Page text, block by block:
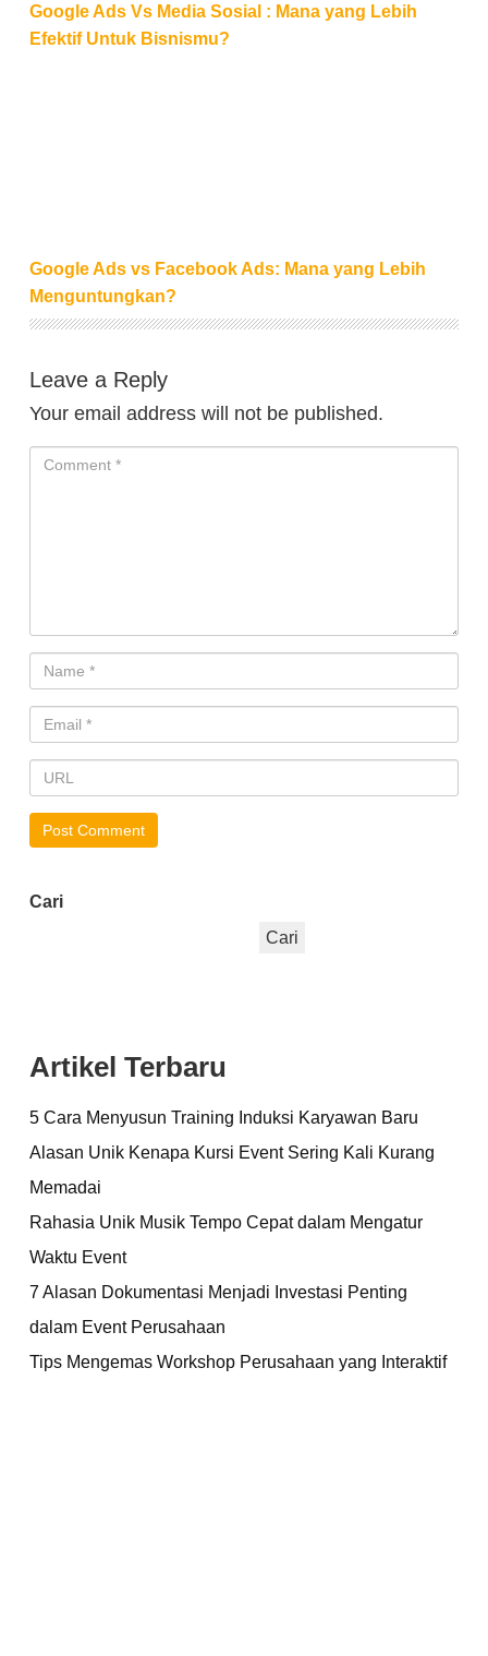
Google Ads Vs Media Sosial : Mana yang Lebih
Efektif Untuk Bisnismu?
Google Ads vs Facebook Ads: Mana yang Lebih
Menguntungkan?
Leave a Reply
Your email address will not be published.
Cari
Cari
Artikel Terbaru
5 Cara Menyusun Training Induksi Karyawan Baru
Alasan Unik Kenapa Kursi Event Sering Kali Kurang
Memadai
Rahasia Unik Musik Tempo Cepat dalam Mengatur
Waktu Event
7 Alasan Dokumentasi Menjadi Investasi Penting
dalam Event Perusahaan
Tips Mengemas Workshop Perusahaan yang Interaktif